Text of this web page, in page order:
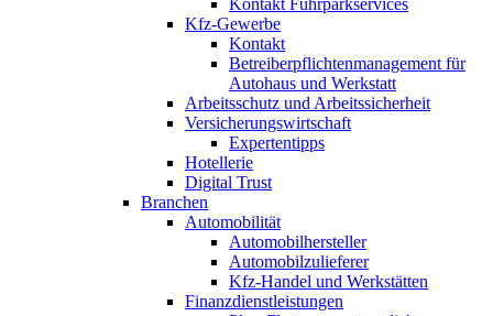
Kfz-Gewerbe
Kontakt
Betreiberpflichtenmanagement für
Autohaus und Werkstatt
Arbeitsschutz und Arbeitssicherheit
Versicherungswirtschaft
Expertentipps
Hotellerie
Digital Trust
Branchen
Automobilität
Automobilhersteller
Automobilzulieferer
Kfz-Handel und Werkstätten
Finanzdienstleistungen